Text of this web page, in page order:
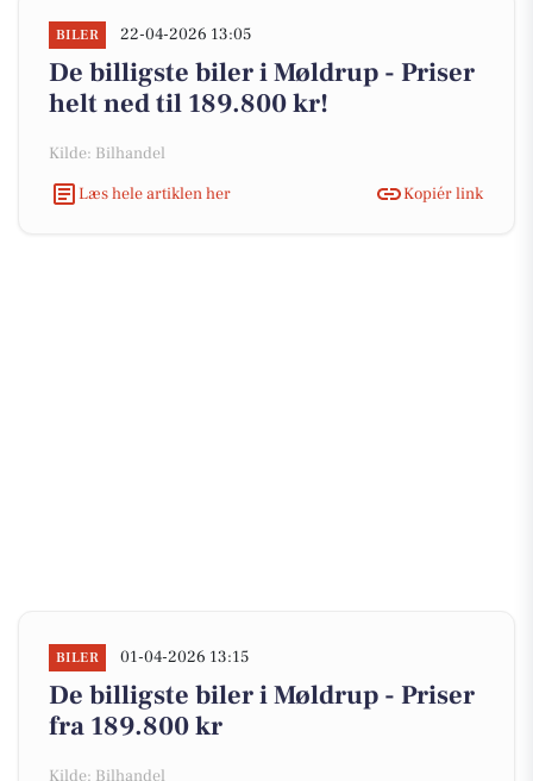
BILER 22-04-2026 13:05
De billigste biler i Møldrup - Priser
helt ned til 189.800 kr!
Kilde: Bilhandel
Læs hele artiklen her
Kopiér link
BILER 01-04-2026 13:15
De billigste biler i Møldrup - Priser
fra 189.800 kr
Kilde: Bilhandel